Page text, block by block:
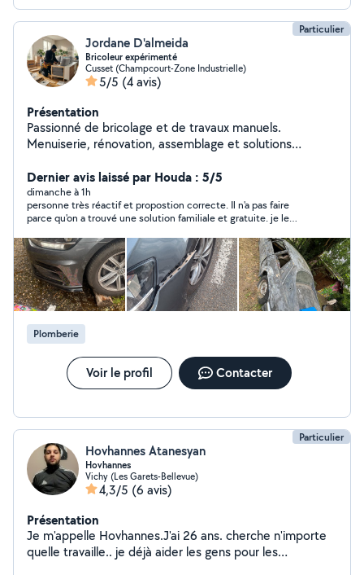
Particulier
Jordane D'almeida
Bricoleur expérimenté
Cusset (Champcourt-Zone Industrielle)
5/5 (4 avis)
Présentation
Passionné de bricolage et de travaux manuels.
Menuiserie, rénovation, assemblage et solutions
Dernier avis laissé par Houda : 5/5
dimanche à 1h
personne très réactif et propostion correcte. Il n'a pas faire
parce qu'on a trouvé une solution familiale et gratuite. je le
Plomberie
Voir le profil Contacter
Particulier
Hovhannes Atanesyan
Hovhannes
Vichy (Les Garets-Bellevue)
4,3/5 (6 avis)
Présentation
Je m'appelle Hovhannes.J'ai 26 ans. cherche n'importe
quelle travaille.. je déjà aider les gens pour les